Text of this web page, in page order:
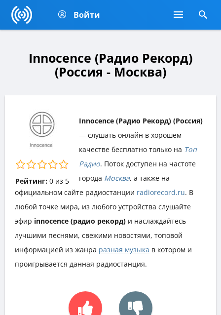
Войти
Innocence (Радио Рекорд)
(Россия - Москва)
Рейтинг: 0из 5
Innocence (Радио Рекорд) (Россия)
— слушать онлайн в хорошем
качестве бесплатно только на Топ
Радио. Поток доступен на частоте
города Москва, а также на
официальном сайте радиостанции radiorecord.ru. В
любой точке мира, из любого устройства слушайте
эфир innocence (радио рекорд) и наслаждайтесь
лучшими песнями, свежими новостями, топовой
информацией из жанра разная музыка в котором и
проигрывается данная радиостанция.